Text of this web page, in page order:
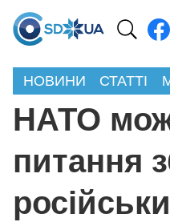
НОВИНИ СТАТТІ
НАТО
питання